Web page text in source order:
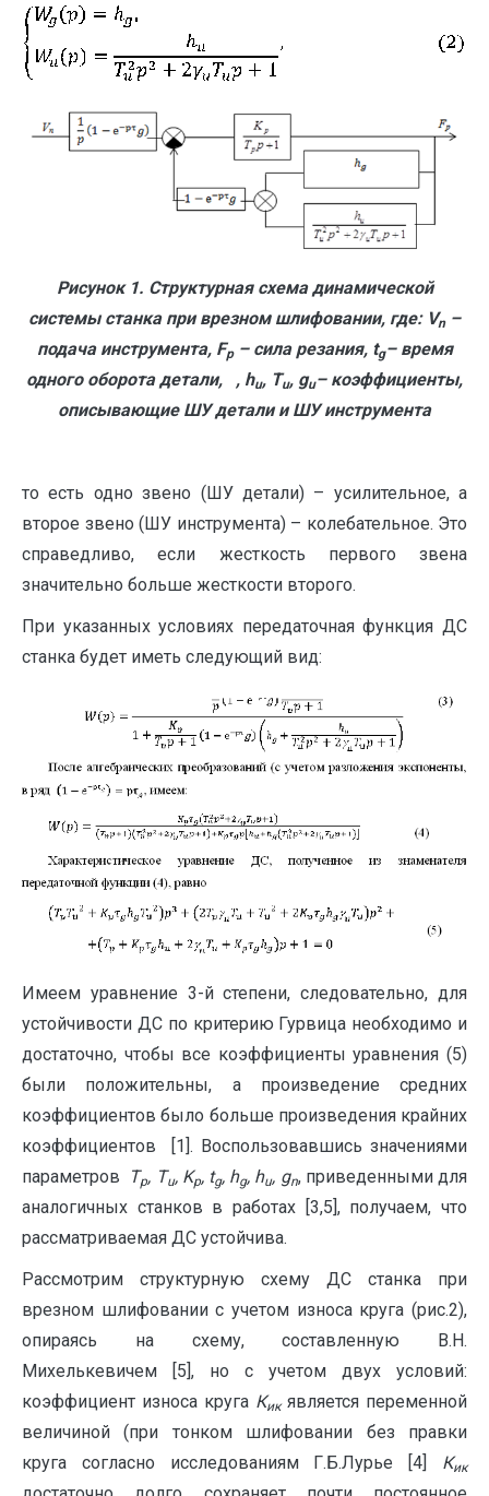
Рисунок 1. Структурная схема динамической
системы станка при врезном шлифовании, где: Vn–
подача инструмента, Fp– сила резания, tg– время
одного оборота детали,
, hu, Tu, gu– коэффициенты,
описывающие ШУ детали и ШУ инструмента
то есть одно звено (ШУ детали) – усилительное, а
второе звено (ШУ инструмента) – колебательное. Это
справедливо, если жесткость первого звена
значительно больше жесткости второго.
При указанных условиях передаточная функция ДС
станка будет иметь следующий вид:
Имеем уравнение 3-й степени, следовательно, для
устойчивости ДС по критерию Гурвица необходимо и
достаточно, чтобы все коэффициенты уравнения (5)
были положительны, а произведение средних
коэффициентов было больше произведения крайних
коэффициентов [1]. Воспользовавшись значениями
параметров
Tp, Tu, Kp, tg, hg, hu, gn, приведенными для
аналогичных станков в работах [3,5], получаем, что
рассматриваемая ДС устойчива.
Рассмотрим структурную схему ДС станка при
врезном шлифовании с учетом износа круга (рис.2),
опираясь на схему, составленную В.Н.
Михелькевичем [5], но с учетом двух условий:
коэффициент износа круга Кикявляется переменной
величиной (при тонком шлифовании без правки
круга согласно исследованиям Г.Б.Лурье [4] Кик